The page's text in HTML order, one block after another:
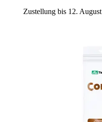
Zustellung bis 12. August